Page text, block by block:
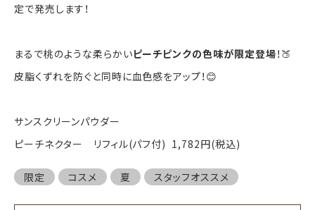
定で発売します！
まるで桃のような柔らかいピーチピンクの色味が限定登場！🍑
皮脂くずれを防ぐと同時に血色感をアップ！😊
サンスクリーンパウダー
ピーチネクター リフィル(パフ付) 1,782円(税込)
限定 コスメ 夏 スタッフオススメ